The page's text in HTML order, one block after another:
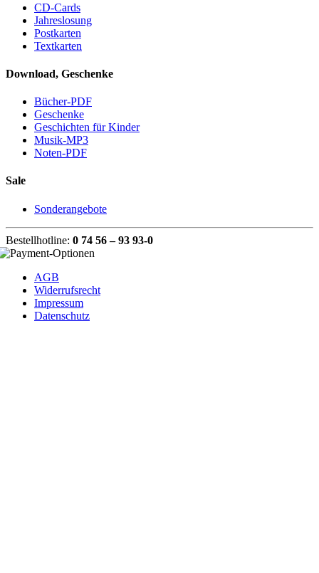
CD-Cards
Jahreslosung
Postkarten
Textkarten
Download, Geschenke
Bücher-PDF
Geschenke
Geschichten für Kinder
Musik-MP3
Noten-PDF
Sale
Sonderangebote
Bestellhotline: 0 74 56 – 93 93-0
AGB
Widerrufsrecht
Impressum
Datenschutz